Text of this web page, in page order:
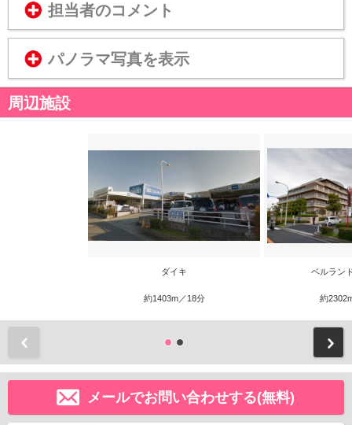
担当者のコメント
パノラマ写真を表示
周辺施設
ダイキ
約1403m／18分
ベルラン
約
メールでお問い合わせする(無料)